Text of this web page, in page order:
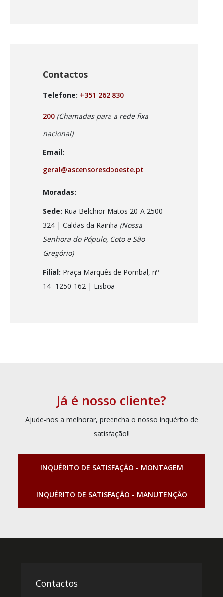
Contactos
Telefone: +351 262 830
200 (Chamadas para a rede fixa
nacional)
Email:
geral@ascensoresdooeste.pt
Moradas:
Sede: Rua Belchior Matos 20-A 2500-
324 | Caldas da Rainha (Nossa
Senhora do Pópulo, Coto e São
Gregório)
Filial: Praça Marquês de Pombal, nº
14- 1250-162 | Lisboa
Já é nosso cliente?
Ajude-nos a melhorar, preencha o nosso inquérito de
satisfação!!
INQUÉRITO DE SATISFAÇÃO - MONTAGEM
INQUÉRITO DE SATISFAÇÃO - MANUTENÇÃO
Contactos